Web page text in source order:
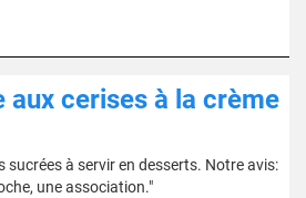
aux cerises à la crème
sucrées à servir en desserts. Notre avis:
une association."